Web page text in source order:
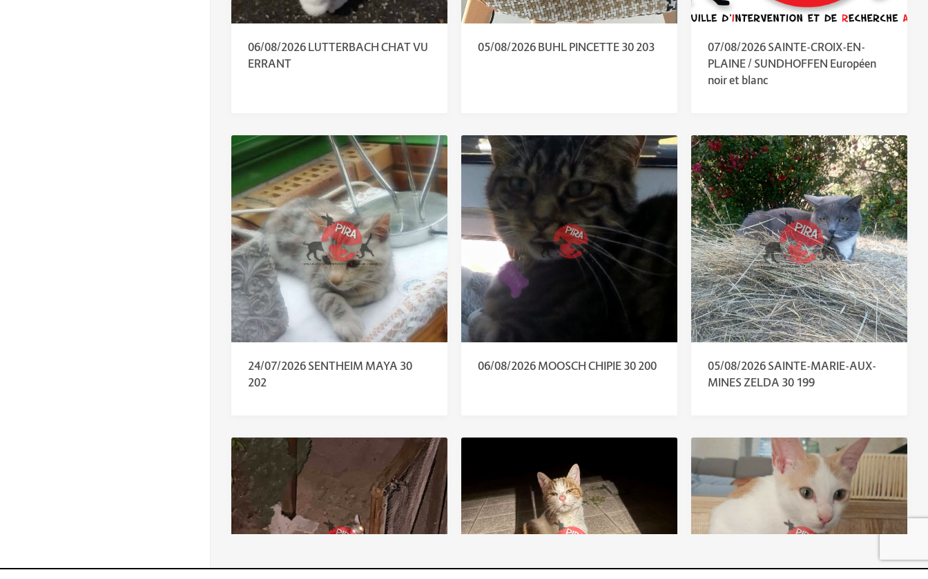
06/08/2026 LUTTERBACH CHAT VU
ERRANT
05/08/2026 BUHL PINCETTE 30 203
07/08/2026 SAINTE-CROIX-EN-
PLAINE / SUNDHOFFEN Européen
noir et blanc
24/07/2026 SENTHEIM MAYA 30
202
06/08/2026 MOOSCH CHIPIE 30 200
05/08/2026 SAINTE-MARIE-AUX-
MINES ZELDA 30 199